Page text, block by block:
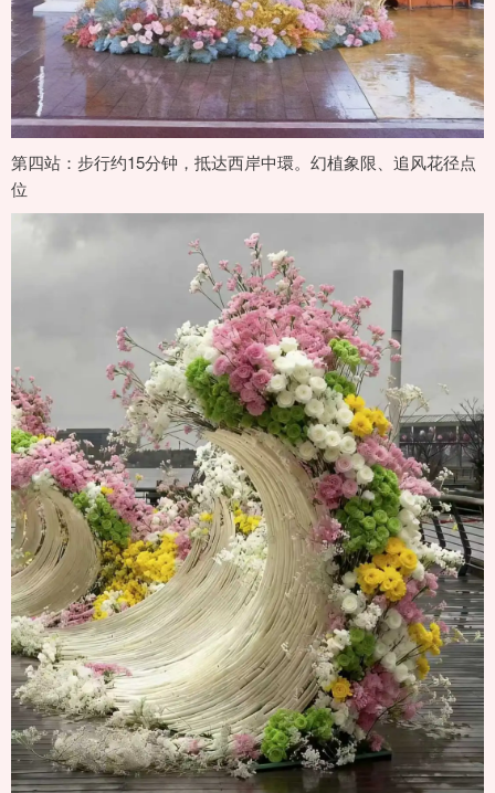
第四站：步行约15分钟，抵达西岸中環。幻植象限、追风花径点
位